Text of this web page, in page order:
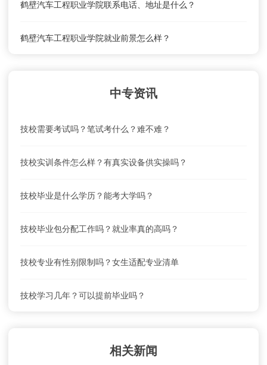
鹤壁汽车工程职业学院联系电话、地址是什么？
鹤壁汽车工程职业学院就业前景怎么样？
中专资讯
技校需要考试吗？笔试考什么？难不难？
技校实训条件怎么样？有真实设备供实操吗？
技校毕业是什么学历？能考大学吗？
技校毕业包分配工作吗？就业率真的高吗？
技校专业有性别限制吗？女生适配专业清单
技校学习几年？可以提前毕业吗？
相关新闻